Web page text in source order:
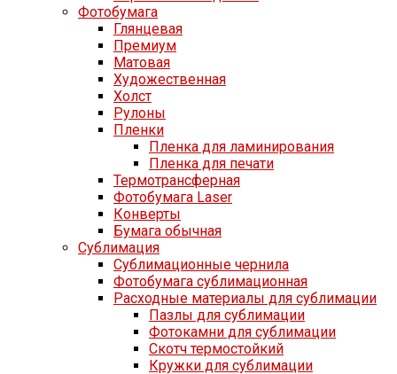
Фотобумага
Глянцевая
Премиум
Матовая
Художественная
Холст
Рулоны
Пленки
Пленка для ламинирования
Пленка для печати
Термотрансферная
Фотобумага Laser
Конверты
Бумага обычная
Сублимация
Сублимационные чернила
Фотобумага сублимационная
Расходные материалы для сублимации
Пазлы для сублимации
Фотокамни для сублимации
Скотч термостойкий
Кружки для сублимации